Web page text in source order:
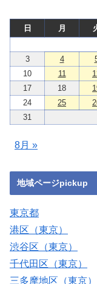
日 月
3
4
10
11
17
18
24
25
31
8月 »
地域ページpickup
東京都
港区（東京）
渋谷区（東京）
千代田区（東京）
三多摩地区（東京）